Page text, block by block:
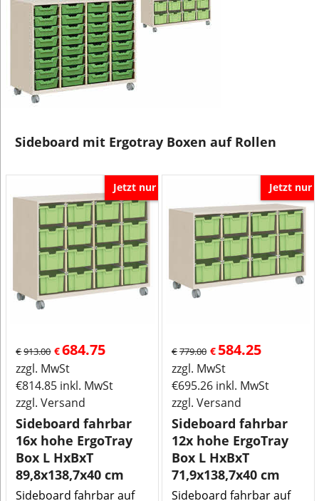
Sideboard mit Ergotray Boxen auf Rollen
Jetzt nur
€913.00 €684.75
zzgl. MwSt
€814.85 inkl. MwSt
zzgl. Versand
Sideboard fahrbar
16x hohe ErgoTray
Box L HxBxT
89,8x138,7x40 cm
Sideboard fahrbar auf
Jetzt nur
€779.00 € 584.25
zzgl. MwSt
€695.26 inkl. MwSt
zzgl. Versand
Sideboard fahrbar
12x hohe ErgoTray
Box L HxBxT
71,9x138,7x40 cm
Sideboard fahrbar auf